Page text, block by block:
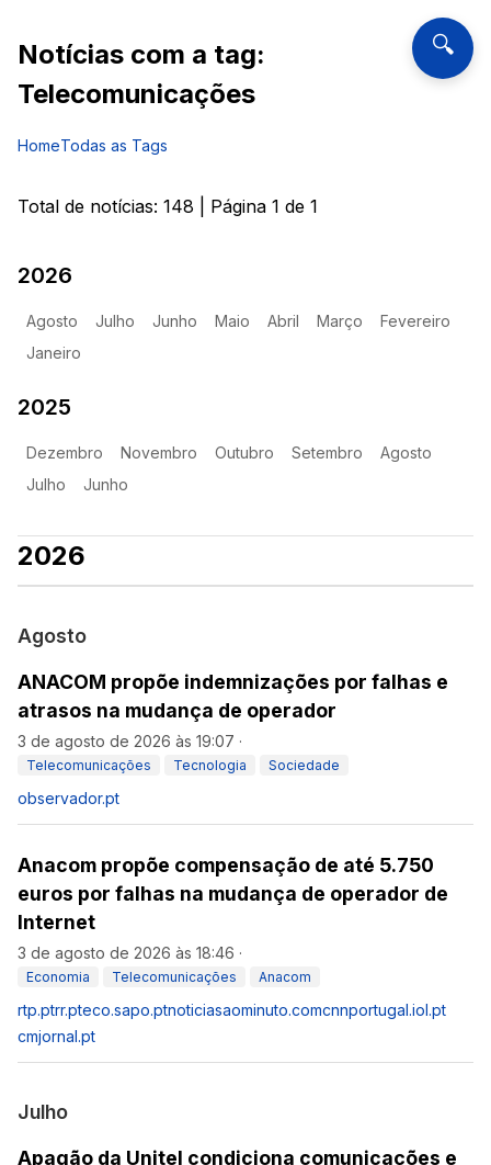
🔍
Notícias com a tag:
Telecomunicações
HomeTodas as Tags
Total de notícias: 148 | Página 1 de 1
2026
Agosto Julho Junho Maio Abril Março
Fevereiro
Janeiro
2025
Dezembro Novembro Outubro Setembro
Agosto
Julho
Junho
2026
Agosto
ANACOM propõe indemnizações por falhas e
atrasos na mudança de operador
3 de agosto de 2026 às 19:07 ·
Telecomunicações Tecnologia Sociedade
observador.pt
Anacom propõe compensação de até 5.750
euros por falhas na mudança de operador de
Internet
3 de agosto de 2026 às 18:46 ·
Economia Telecomunicações Anacom
rtp.ptrr.pteco.sapo.ptnoticiasaominuto.comcnnportugal.iol.pt
cmjornal.pt
Julho
Apagão da Unitel condiciona comunicações e